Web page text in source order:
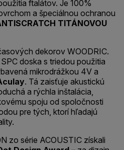
ftalátov. Je 100%
a špeciálnou ochranou
TITÁNOVOU
dekorov WOODRIC.
doska s triedou použitia
mikrodrážkou 4V a
. Tá zaisťuje akustickú
a rýchla inštalácia,
spoju od spoločnosti
pre tých, ktorí hľadajú
zo série ACOUSTIC získali